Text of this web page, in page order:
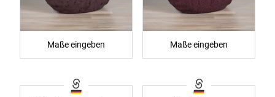
Maße eingeben Maße eingeben